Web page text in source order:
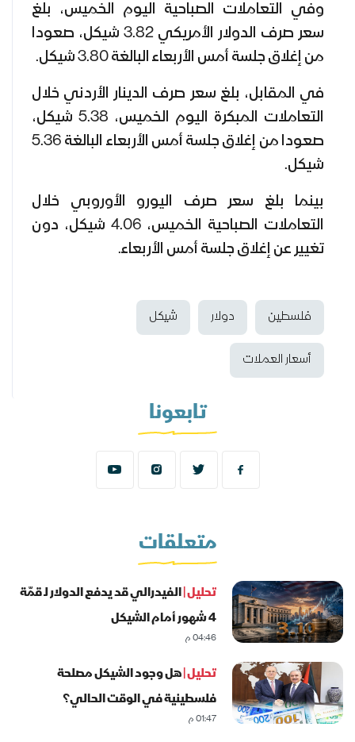
وفي التعاملات الصباحية اليوم الخميس، بلغ
سعر صرف الدولار الأمريكي 3.82 شيكل، صعودا
من إغلاق جلسة أمس الأربعاء البالغة 3.80 شيكل.
في المقابل، بلغ سعر صرف الدينار الأردني خلال
التعاملات المبكرة اليوم الخميس، 5.38 شيكل،
صعودا من إغلاق جلسة أمس الأربعاء البالغة 5.36
شيكل.
بينما بلغ سعر صرف اليورو الأوروبي خلال
التعاملات الصباحية الخميس، 4.06 شيكل، دون
تغيير عن إغلاق جلسة أمس الأربعاء.
فلسطين دولار شيكل
أسعار العملات
تابعونا
متعلقات
تحليل |الفيدرالي قد يدفع الدولار لـ قمّة
4 شهور أمام الشيكل
04:46 م
تحليل |هل وجود الشيكل مصلحة
فلسطينية في الوقت الحالي؟
01:47 م